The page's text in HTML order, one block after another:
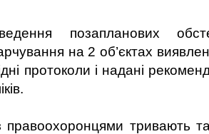
позапланових
на 2 об’єктах
протоколи і надані
правоохоронцями тривають